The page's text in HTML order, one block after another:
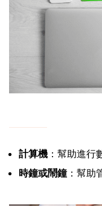
計算機 ：幫助進行
時鐘或鬧鐘：幫助